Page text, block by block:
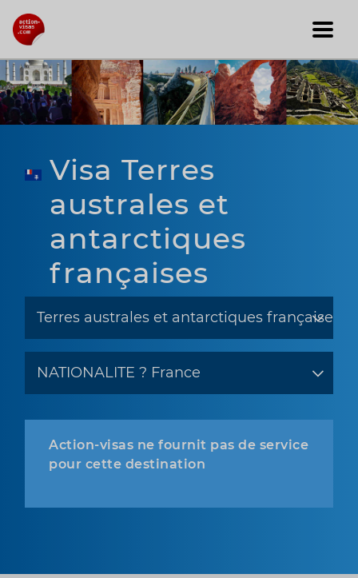
Visa Terres
australes et
antarctiques
françaises
Action-visas ne fournit pas de service
pour cette destination